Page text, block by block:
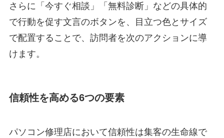
さらに「今すぐ相談」「無料診断」などの具体的
で行動を促す文言のボタンを、目立つ色とサイズ
で配置することで、訪問者を次のアクションに導
けます。
信頼性を高める6つの要素
パソコン修理店において信頼性は集客の生命線で